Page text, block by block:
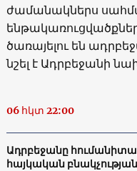
ժամանակներս
ծառայելու են
նշել է Ադրբեջանի
06 հկտ 22:00
Ադրբեջանը
հայկական